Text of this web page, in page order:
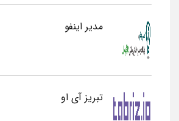
مدیر اینفو
تبریز آی او